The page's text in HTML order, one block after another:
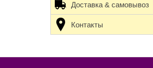
Доставка & самовывоз
Контакты